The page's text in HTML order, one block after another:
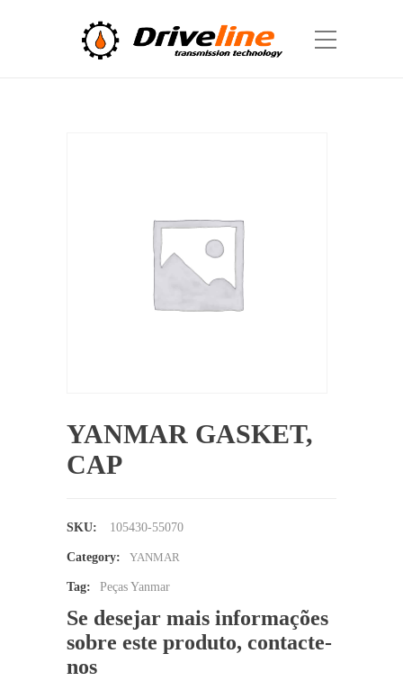
YANMAR GASKET,
CAP
SKU: 105430-55070
Category: YANMAR
Tag: Peças Yanmar
Se desejar mais informações
sobre este produto, contacte-
nos